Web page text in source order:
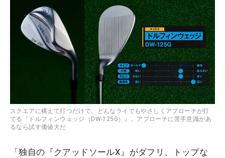
スクエアに構えて打つだけで、どんなライでもやさしくアプローチが打
てる『ドルフィンウェッジ（DW-125G）』。アプローチに苦手意識があ
るなら試す価値大だ
「独自の『クアッドソールX』がダフリ、トップな